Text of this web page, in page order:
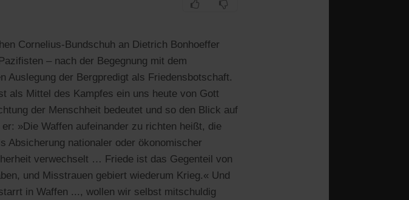
Cornelius-Bundschuh an Dietrich Bonhoeffer
– nach der Begegnung mit dem
Auslegung der Bergpredigt als Friedensbotschaft.
als Mittel des Kampfes ein uns heute von Gott
der Menschheit bedeutet und so den Blick auf
»Die Waffen aufeinander zu richten heißt, die
Absicherung nationaler oder ökonomischer
verwechselt … Friede ist das Gegenteil von
und Misstrauen gebiert wiederum Krieg.« Und
in Waffen ..., wollen wir selbst mitschuldig